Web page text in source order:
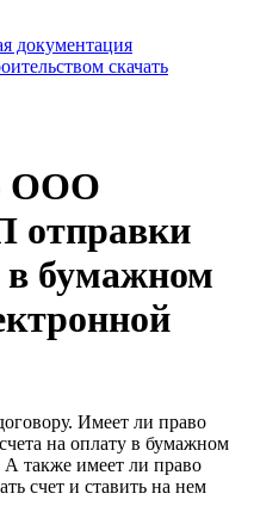
документация
скачать
ООО
отправки
в бумажном
Имеет ли право
на оплату в бумажном
А также имеет ли право
счет и ставить на нем